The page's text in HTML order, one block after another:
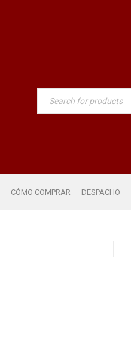
CÓMO COMPRAR DESPACHO